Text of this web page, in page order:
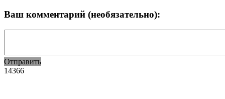
Ваш комментарий (необязательно):
Отправить
14366